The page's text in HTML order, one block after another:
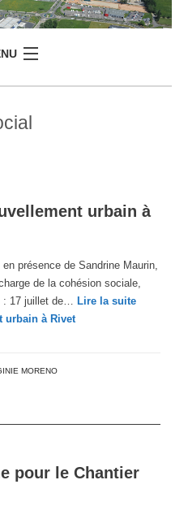
urbain à
présence de Sandrine Maurin,
de la cohésion sociale,
: 17 juillet de… Lire la suite
urbain à Rivet
MORENO
pour le Chantier